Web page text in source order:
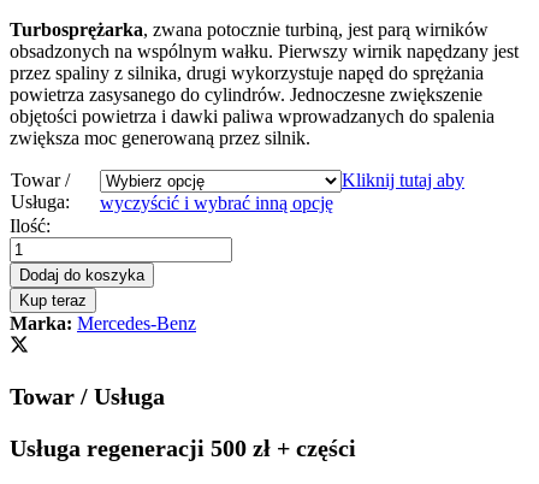
Turbosprężarka, zwana potocznie turbiną, jest parą wirników
obsadzonych na wspólnym wałku. Pierwszy wirnik napędzany jest
przez spaliny z silnika, drugi wykorzystuje napęd do sprężania
powietrza zasysanego do cylindrów. Jednoczesne zwiększenie
objętości powietrza i dawki paliwa wprowadzanych do spalenia
zwiększa moc generowaną przez silnik.
Towar /
Usługa:
Kliknij tutaj aby
wyczyścić i wybrać inną opcję
Turbosprężarka
–
turbina
Mercedes-
Benz
CLK
136/150
A6460900080
Ilość:
Dodaj do koszyka
Kup teraz
Marka: Mercedes-Benz
Towar / Usługa
Usługa regeneracji 500 zł + części